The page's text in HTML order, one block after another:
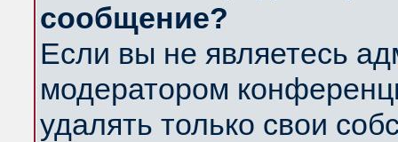
сообщение?
Если вы не являетесь
модератором
удалять только свои